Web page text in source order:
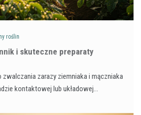
roślin
i skuteczne preparaty
zarazy ziemniaka i mączniaka
kontaktowej lub układowej…